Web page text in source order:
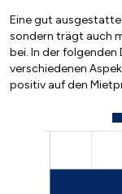
Eine gut
sondern trägt auch
bei. In der folgenden
verschiedenen
positiv auf den